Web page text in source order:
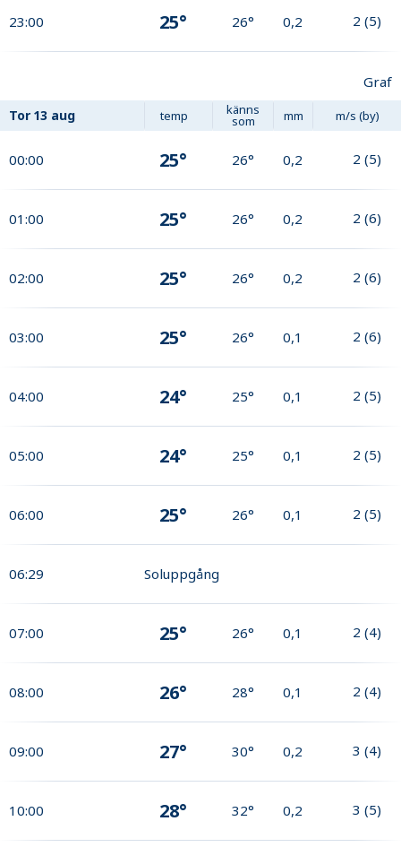
23:00 25° 26° 0,2 2 (5)
Graf
Tor 13 aug temp känns
som mm m/s (by)
00:00 25° 26° 0,2 2 (5)
01:00 25° 26° 0,2 2 (6)
02:00 25° 26° 0,2 2 (6)
03:00 25° 26° 0,1 2 (6)
04:00 24° 25° 0,1 2 (5)
05:00 24° 25° 0,1 2 (5)
06:00 25° 26° 0,1 2 (5)
06:29 Soluppgång
07:00 25° 26° 0,1 2 (4)
08:00 26° 28° 0,1 2 (4)
09:00 27° 30° 0,2 3 (4)
10:00 28° 32° 0,2 3 (5)